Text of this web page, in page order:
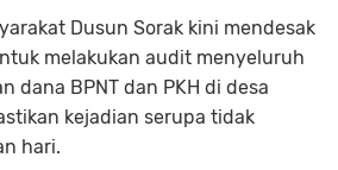
Dusun Sorak kini mendesak
melakukan audit menyeluruh
dana BPNT dan PKH di desa
kejadian serupa tidak
hari.